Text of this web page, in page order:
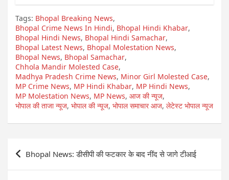
Tags: Bhopal Breaking News,
Bhopal Crime News In Hindi, Bhopal Hindi Khabar,
Bhopal Hindi News, Bhopal Hindi Samachar,
Bhopal Latest News, Bhopal Molestation News,
Bhopal News, Bhopal Samachar,
Chhola Mandir Molested Case,
Madhya Pradesh Crime News, Minor Girl Molested Case,
MP Crime News, MP Hindi Khabar, MP Hindi News,
MP Molestation News, MP News, आज की न्यूज,
भोपाल की ताजा न्यूज, भोपाल की न्यूज, भोपाल समाचार आज, लेटेस्ट भोपाल न्यूज
Post
navigation
Bhopal News: डीसीपी की फटकार के बाद नींद से जागे टीआई